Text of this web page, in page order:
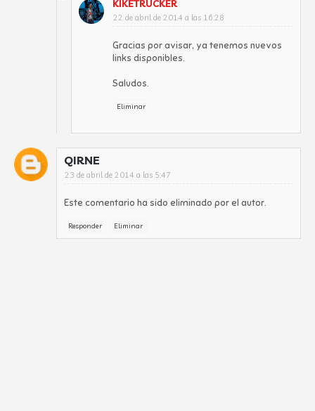
KIKETRUCKER
22 de abril de 2014 a las 16:28
Gracias por avisar, ya tenemos nuevos
links disponibles.
Saludos.
Eliminar
QIRNE
23 de abril de 2014 a las 5:47
Este comentario ha sido eliminado por el autor.
Responder Eliminar